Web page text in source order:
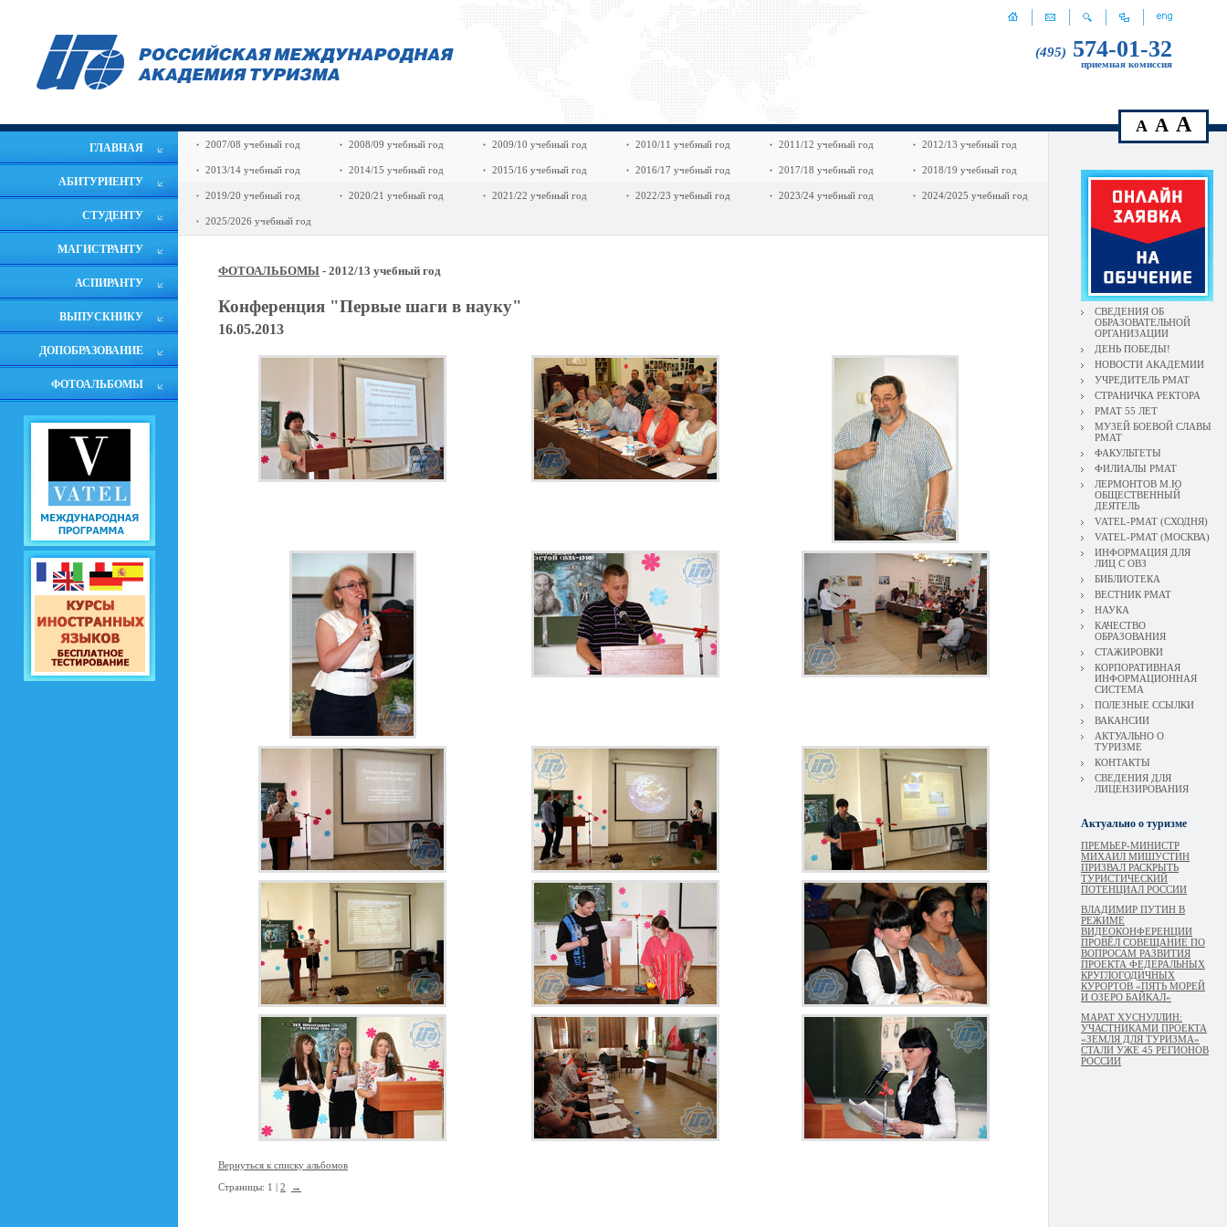
(495) 574-01-32
приемная комиссия
ГЛАВНАЯ
АБИТУРИЕНТУ
СТУДЕНТУ
МАГИСТРАНТУ
АСПИРАНТУ
ВЫПУСКНИКУ
ДОПОБРАЗОВАНИЕ
ФОТОАЛЬБОМЫ
A A A
2007/08 учебный год 2008/09 учебный год 2009/10 учебный год 2010/11 учебный год 2011/12 учебный год 2012/13 учебный год
2013/14 учебный год 2014/15 учебный год 2015/16 учебный год 2016/17 учебный год 2017/18 учебный год 2018/19 учебный год
2019/20 учебный год 2020/21 учебный год 2021/22 учебный год 2022/23 учебный год 2023/24 учебный год 2024/2025 учебный год
2025/2026 учебный год
ФОТОАЛЬБОМЫ - 2012/13 учебный год
Конференция "Первые шаги в науку"
16.05.2013
Вернуться к списку альбомов
Страницы: 1 | 2 →
СВЕДЕНИЯ ОБ
ОБРАЗОВАТЕЛЬНОЙ
ОРГАНИЗАЦИИ
ДЕНЬ ПОБЕДЫ!
НОВОСТИ АКАДЕМИИ
УЧРЕДИТЕЛЬ РМАТ
СТРАНИЧКА РЕКТОРА
РМАТ 55 ЛЕТ
МУЗЕЙ БОЕВОЙ СЛАВЫ
РМАТ
ФАКУЛЬТЕТЫ
ФИЛИАЛЫ РМАТ
ЛЕРМОНТОВ М.Ю
ОБЩЕСТВЕННЫЙ
ДЕЯТЕЛЬ
VATEL-РМАТ (СХОДНЯ)
VATEL-РМАТ (МОСКВА)
ИНФОРМАЦИЯ ДЛЯ
ЛИЦ С ОВЗ
БИБЛИОТЕКА
ВЕСТНИК РМАТ
НАУКА
КАЧЕСТВО
ОБРАЗОВАНИЯ
СТАЖИРОВКИ
КОРПОРАТИВНАЯ
ИНФОРМАЦИОННАЯ
СИСТЕМА
ПОЛЕЗНЫЕ ССЫЛКИ
ВАКАНСИИ
АКТУАЛЬНО О
ТУРИЗМЕ
КОНТАКТЫ
СВЕДЕНИЯ ДЛЯ
ЛИЦЕНЗИРОВАНИЯ
Актуально о туризме
ПРЕМЬЕР-МИНИСТР
МИХАИЛ МИШУСТИН
ПРИЗВАЛ РАСКРЫТЬ
ТУРИСТИЧЕСКИЙ
ПОТЕНЦИАЛ РОССИИ
ВЛАДИМИР ПУТИН В
РЕЖИМЕ
ВИДЕОКОНФЕРЕНЦИИ
ПРОВЁЛ СОВЕЩАНИЕ ПО
ВОПРОСАМ РАЗВИТИЯ
ПРОЕКТА ФЕДЕРАЛЬНЫХ
КРУГЛОГОДИЧНЫХ
КУРОРТОВ «ПЯТЬ МОРЕЙ
И ОЗЕРО БАЙКАЛ»
МАРАТ ХУСНУЛЛИН:
УЧАСТНИКАМИ ПРОЕКТА
«ЗЕМЛЯ ДЛЯ ТУРИЗМА»
СТАЛИ УЖЕ 45 РЕГИОНОВ
РОССИИ